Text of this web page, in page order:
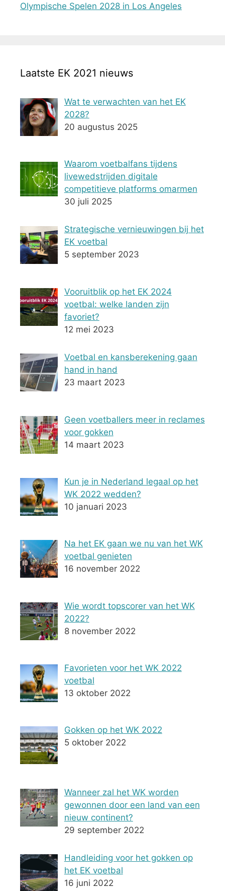
Olympische Spelen 2028 in Los Angeles
Laatste EK 2021 nieuws
Wat te verwachten van het EK
2028?
20 augustus 2025
Waarom voetbalfans tijdens
livewedstrijden digitale
competitieve platforms omarmen
30 juli 2025
Strategische vernieuwingen bij het
EK voetbal
5 september 2023
Vooruitblik op het EK 2024
voetbal: welke landen zijn
favoriet?
12 mei 2023
Voetbal en kansberekening gaan
hand in hand
23 maart 2023
Geen voetballers meer in reclames
voor gokken
14 maart 2023
Kun je in Nederland legaal op het
WK 2022 wedden?
10 januari 2023
Na het EK gaan we nu van het WK
voetbal genieten
16 november 2022
Wie wordt topscorer van het WK
2022?
8 november 2022
Favorieten voor het WK 2022
voetbal
13 oktober 2022
Gokken op het WK 2022
5 oktober 2022
Wanneer zal het WK worden
gewonnen door een land van een
nieuw continent?
29 september 2022
Handleiding voor het gokken op
het EK voetbal
16 juni 2022